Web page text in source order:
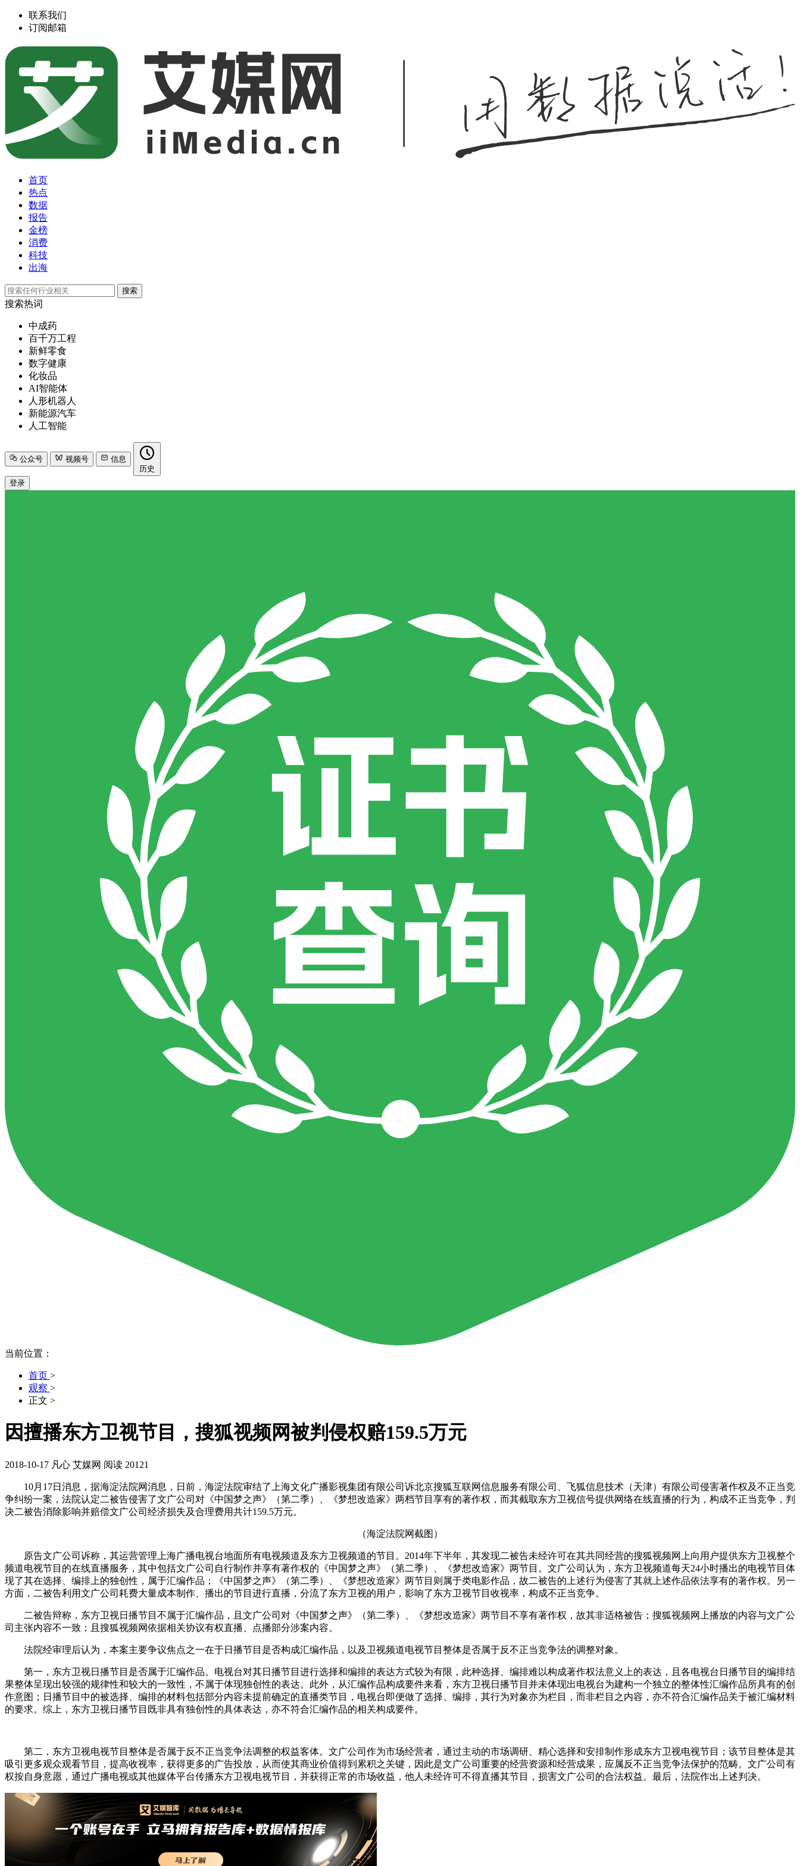
联系我们
订阅邮箱
首页
热点
数据
报告
金榜
消费
科技
出海
搜索
搜索热词
中成药
百千万工程
新鲜零食
数字健康
化妆品
AI智能体
人形机器人
新能源汽车
人工智能
公众号 视频号
信息
历史
登录
当前位置：
首页 >
观察 >
正文 >
因擅播东方卫视节目，搜狐视频网被判侵权赔159.5万元
2018-10-17 凡心 艾媒网 阅读 20121
10月17日消息，据海淀法院网消息，日前，海淀法院审结了上海文化广播影视集团有限公司诉北京搜狐互联网信息服务有限公司、飞狐信息技术（天津）有限公司侵害著作权及不正当竞
争纠纷一案，法院认定二被告侵害了文广公司对《中国梦之声》（第二季）、《梦想改造家》两档节目享有的著作权，而其截取东方卫视信号提供网络在线直播的行为，构成不正当竞争，判
决二被告消除影响并赔偿文广公司经济损失及合理费用共计159.5万元。
（海淀法院网截图）
原告文广公司诉称，其运营管理上海广播电视台地面所有电视频道及东方卫视频道的节目。2014年下半年，其发现二被告未经许可在其共同经营的搜狐视频网上向用户提供东方卫视整个
频道电视节目的在线直播服务，其中包括文广公司自行制作并享有著作权的《中国梦之声》（第二季）、《梦想改造家》两节目。文广公司认为，东方卫视频道每天24小时播出的电视节目体
现了其在选择、编排上的独创性，属于汇编作品；《中国梦之声》（第二季）、《梦想改造家》两节目则属于类电影作品，故二被告的上述行为侵害了其就上述作品依法享有的著作权。另一
方面，二被告利用文广公司耗费大量成本制作、播出的节目进行直播，分流了东方卫视的用户，影响了东方卫视节目收视率，构成不正当竞争。
二被告辩称，东方卫视日播节目不属于汇编作品，且文广公司对《中国梦之声》（第二季）、《梦想改造家》两节目不享有著作权，故其非适格被告；搜狐视频网上播放的内容与文广公
司主张内容不一致；且搜狐视频网依据相关协议有权直播、点播部分涉案内容。
法院经审理后认为，本案主要争议焦点之一在于日播节目是否构成汇编作品，以及卫视频道电视节目整体是否属于反不正当竞争法的调整对象。
第一，东方卫视日播节目是否属于汇编作品。电视台对其日播节目进行选择和编排的表达方式较为有限，此种选择、编排难以构成著作权法意义上的表达，且各电视台日播节目的编排结
果整体呈现出较强的规律性和较大的一致性，不属于体现独创性的表达。此外，从汇编作品构成要件来看，东方卫视日播节目并未体现出电视台为建构一个独立的整体性汇编作品所具有的创
作意图；日播节目中的被选择、编排的材料包括部分内容未提前确定的直播类节目，电视台即便做了选择、编排，其行为对象亦为栏目，而非栏目之内容，亦不符合汇编作品关于被汇编材料
的要求。综上，东方卫视日播节目既非具有独创性的具体表达，亦不符合汇编作品的相关构成要件。
第二，东方卫视电视节目整体是否属于反不正当竞争法调整的权益客体。文广公司作为市场经营者，通过主动的市场调研、精心选择和安排制作形成东方卫视电视节目；该节目整体是其
吸引更多观众观看节目，提高收视率，获得更多的广告投放，从而使其商业价值得到累积之关键，因此是文广公司重要的经营资源和经营成果，应属反不正当竞争法保护的范畴。文广公司有
权按自身意愿，通过广播电视或其他媒体平台传播东方卫视电视节目，并获得正常的市场收益，他人未经许可不得直播其节目，损害文广公司的合法权益。最后，法院作出上述判决。